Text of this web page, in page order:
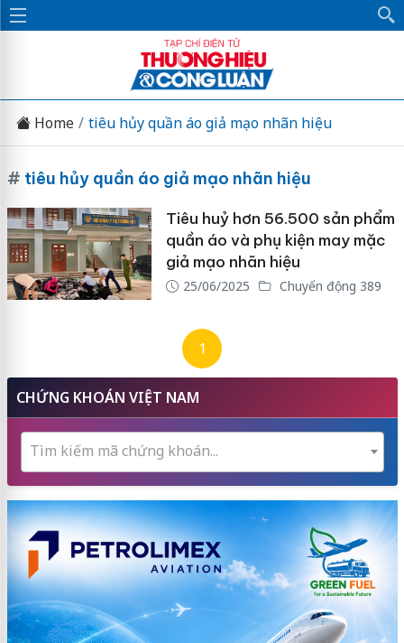
Home tiêu hủy quần áo giả mạo nhãn hiệu
# tiêu hủy quần áo giả mạo nhãn hiệu
Tiêu huỷ hơn 56.500 sản phẩm
quần áo và phụ kiện may mặc
giả mạo nhãn hiệu
25/06/2025 Chuyển động 389
1
CHỨNG KHOÁN VIỆT NAM
Tìm kiếm mã chứng khoán...